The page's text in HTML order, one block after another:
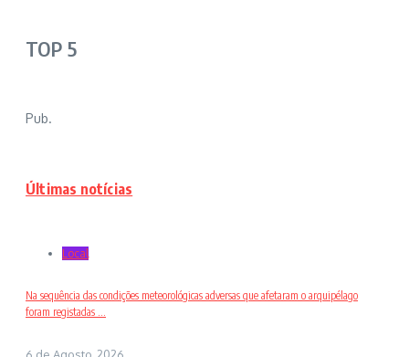
TOP 5
Pub.
Últimas notícias
Local
Na sequência das condições meteorológicas adversas que afetaram o arquipélago
foram registadas ...
6 de Agosto, 2026